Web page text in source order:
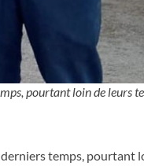
pourtant loin de leurs
derniers temps, pourtant